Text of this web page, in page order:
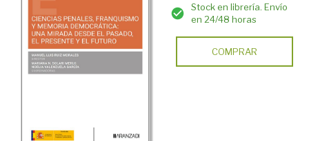
Stock en librería. Envío
en 24/48 horas
COMPRAR